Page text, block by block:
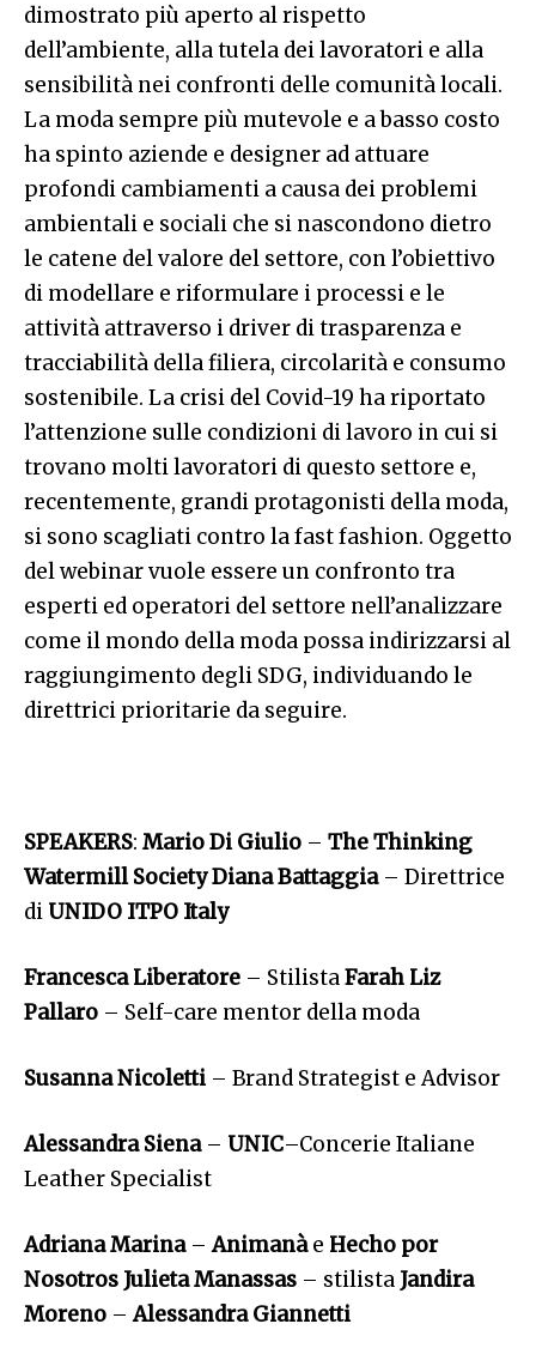
dimostrato più aperto al rispetto
dell’ambiente, alla tutela dei lavoratori e alla
sensibilità nei confronti delle comunità locali.
La moda sempre più mutevole e a basso costo
ha spinto aziende e designer ad attuare
profondi cambiamenti a causa dei problemi
ambientali e sociali che si nascondono dietro
le catene del valore del settore, con l’obiettivo
di modellare e riformulare i processi e le
attività attraverso i driver di trasparenza e
tracciabilità della filiera, circolarità e consumo
sostenibile. La crisi del Covid-19 ha riportato
l’attenzione sulle condizioni di lavoro in cui si
trovano molti lavoratori di questo settore e,
recentemente, grandi protagonisti della moda,
si sono scagliati contro la fast fashion. Oggetto
del webinar vuole essere un confronto tra
esperti ed operatori del settore nell’analizzare
come il mondo della moda possa indirizzarsi al
raggiungimento degli SDG, individuando le
direttrici prioritarie da seguire.
SPEAKERS: Mario Di Giulio – The Thinking
Watermill SocietyDiana Battaggia– Direttrice
di UNIDO ITPO Italy
Francesca Liberatore – StilistaFarah Liz
Pallaro – Self-care mentor della moda
Susanna Nicoletti – Brand Strategist e Advisor
Alessandra Siena– UNIC–Concerie Italiane
Leather Specialist
Adriana Marina–Animanàe Hecho por
Nosotros Julieta Manassas – stilista Jandira
Moreno –Alessandra Giannetti